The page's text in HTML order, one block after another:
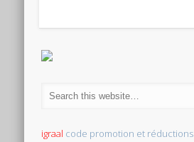
igraal code promotion et réductions